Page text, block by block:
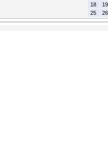
18
19
25
26